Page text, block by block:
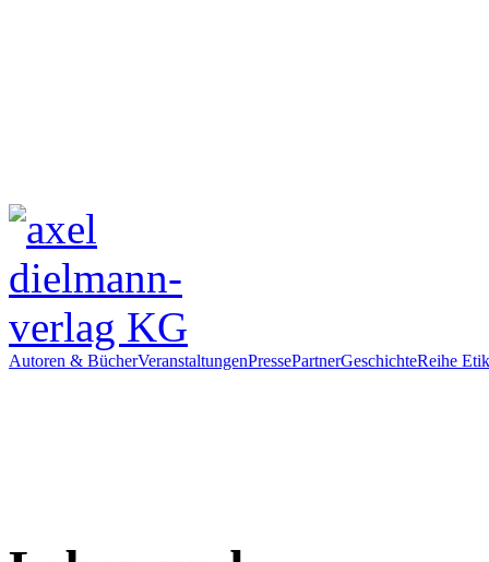
Autoren & BücherVeranstaltungenPressePartnerGeschichteReihe